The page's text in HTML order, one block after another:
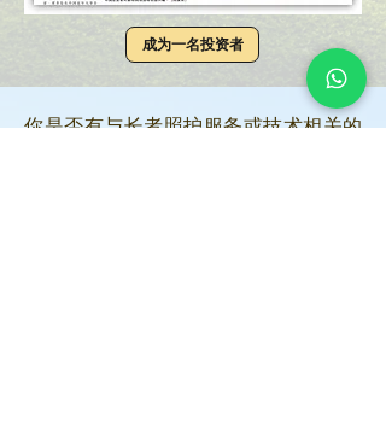
成为一名投资者
你是否有与长者照护服务或技术相关的